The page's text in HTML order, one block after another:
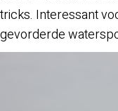
tricks. Interessant
gevorderde